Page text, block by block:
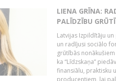
LIENA GRĪNA:
PALĪDZĪBU
Latvijas Izpildītāju
un radījusi sociālo
grūtībās
ka “Līdzskaņa”
finansiālu, praktisku
producentiem, lai